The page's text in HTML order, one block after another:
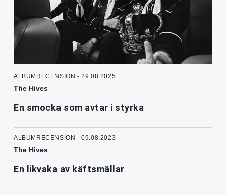
ALBUMRECENSION - 29.08.2025
The Hives
En smocka som avtar i styrka
ALBUMRECENSION - 09.08.2023
The Hives
En likvaka av käftsmällar